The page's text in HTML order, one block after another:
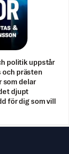
politik uppstår
och prästen
som delar
djupt
för dig som vill